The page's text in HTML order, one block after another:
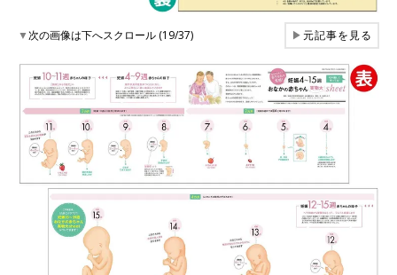
▼次の画像は下へスクロール (19/37) ▶元記事を見る